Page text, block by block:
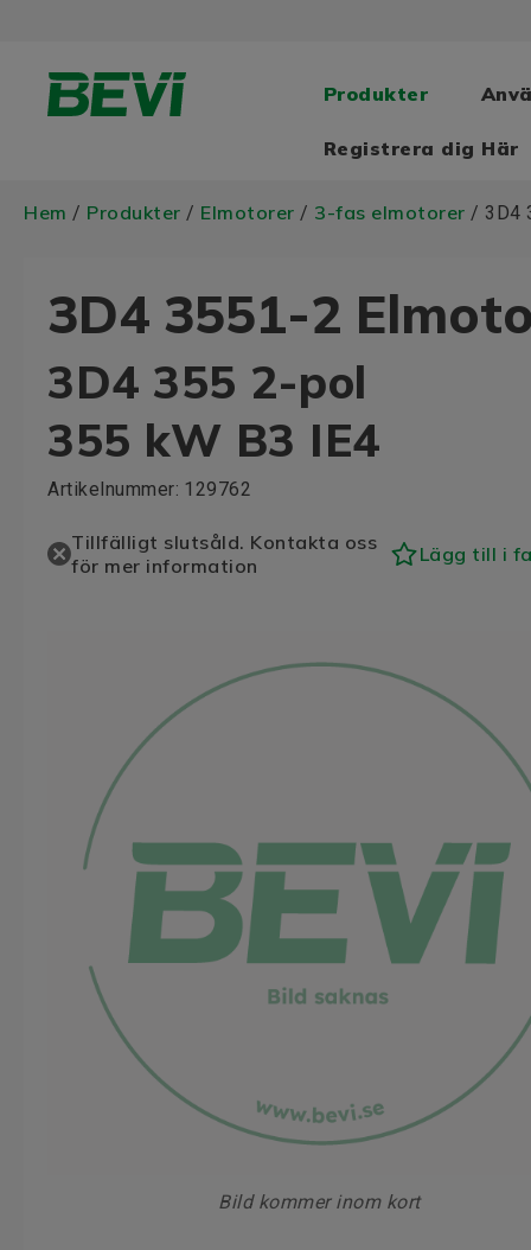
Produkter
Registrera dig Här
Hem / Produkter / Elmotorer / 3-fas elmotorer / 3D4
3D4 3551-2
3D4 355 2-pol
355 kW B3 IE4
Artikelnummer: 129762
Tillfälligt slutsåld. Kontakta oss
för mer information
Lägg till i
Bild kommer inom kort